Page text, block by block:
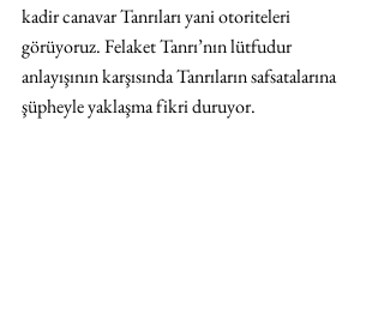
kadir canavar Tanrıları yani otoriteleri
görüyoruz. Felaket Tanrı’nın lütfudur
anlayışının karşısında Tanrıların safsatalarına
şüpheyle yaklaşma fikri duruyor.